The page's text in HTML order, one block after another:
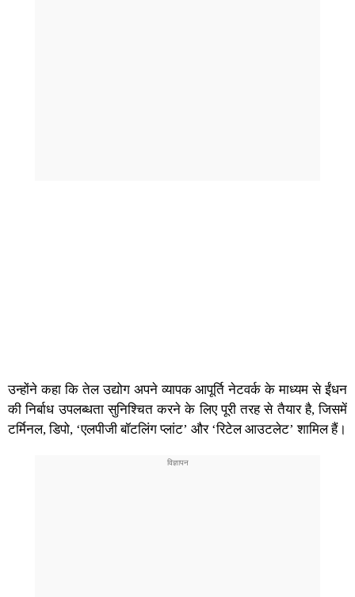
उन्होंने कहा कि तेल उ‌द्योग अपने व्यापक आपूर्ति नेटवर्क के माध्यम से ईंधन
की निर्बाध उपलब्धता सुनिश्चित करने के लिए पूरी तरह से तैयार है, जिसमें
टर्मिनल, डिपो, ‘एलपीजी बॉटलिंग प्लांट’ और ‘रिटेल आउटलेट’ शामिल हैं।